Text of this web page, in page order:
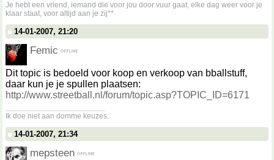
Je hebt een vriend, iemand die voor jou door vuur gaat, elke dag weer voor je
klaar staat, voor altijd aan je zij**
14-01-2007, 21:20
Femic
Dit topic is bedoeld voor koop en verkoop van bballstuff,
daar kun je je spullen plaatsen:
http://www.streetball.nl/forum/topic.asp?TOPIC_ID=6171
Ik doe niet aan domme keuzes.
14-01-2007, 21:34
mepsteen